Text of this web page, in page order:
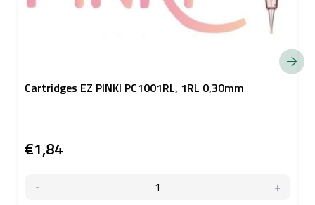
Cartridges EZ PINKI PC1001RL, 1RL 0,30mm
€1,84